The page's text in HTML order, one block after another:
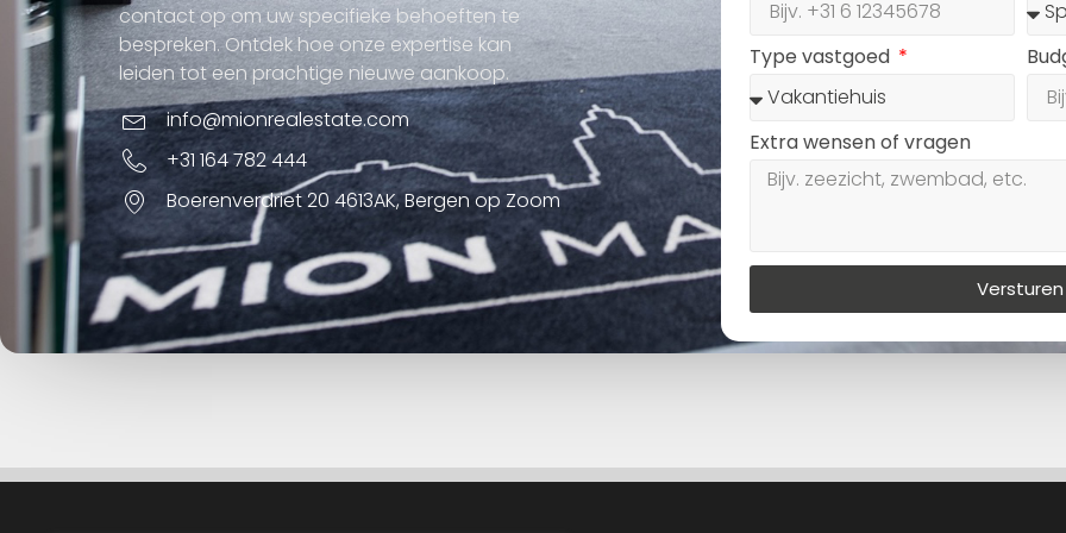
contact op om uw specifieke behoeften te
bespreken. Ontdek hoe onze expertise kan
leiden tot een prachtige nieuwe aankoop.
info@mionrealestate.com
+31 164 782 444
Boerenverdriet 20 4613AK, Bergen op Zoom
Type vastgoed
Extra wensen of vragen
Versturen